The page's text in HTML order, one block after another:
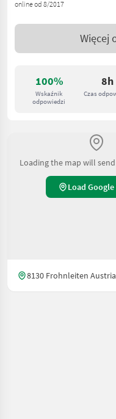
100%
Wskaźnik
odpowiedzi
8h
Czas
online od 8/2017
Więcej
Loading the map will
Load Google
8130 Frohnleiten Austria